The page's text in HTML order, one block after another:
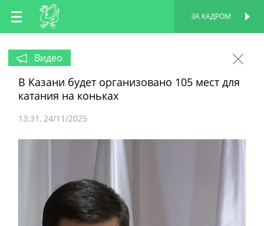
RU
EN
ЗА КАДРОМ
Видео
В Казани будет организовано 105 мест для
катания на коньках
13:31 24/11/2025
ПЕРСОНАЛЬНАЯ